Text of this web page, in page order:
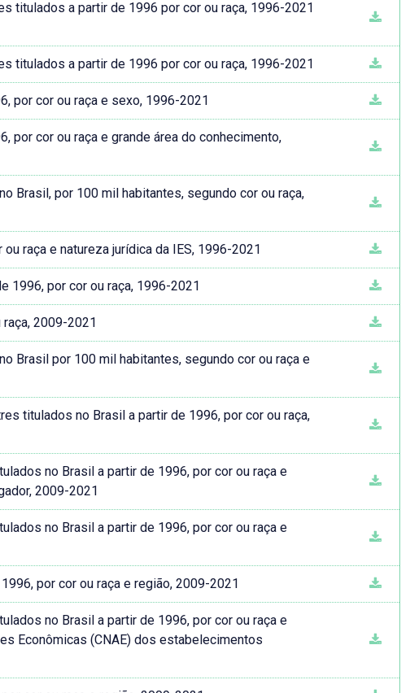
titulados a partir de 1996 por cor ou raça, 1996-2021
titulados a partir de 1996 por cor ou raça, 1996-2021
por cor ou raça e sexo, 1996-2021
por cor ou raça e grande área do conhecimento,
Brasil, por 100 mil habitantes, segundo cor ou raça,
raça e natureza jurídica da IES, 1996-2021
1996, por cor ou raça, 1996-2021
2009-2021
Brasil por 100 mil habitantes, segundo cor ou raça e
titulados no Brasil a partir de 1996, por cor ou raça,
no Brasil a partir de 1996, por cor ou raça e
2009-2021
no Brasil a partir de 1996, por cor ou raça e
por cor ou raça e região, 2009-2021
no Brasil a partir de 1996, por cor ou raça e
Econômicas (CNAE) dos estabelecimentos